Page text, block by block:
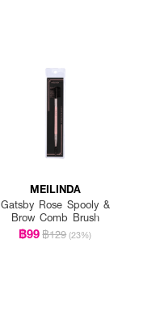
MEILINDA
Gatsby Rose Spooly &
Brow Comb Brush
฿99฿129 (23%)